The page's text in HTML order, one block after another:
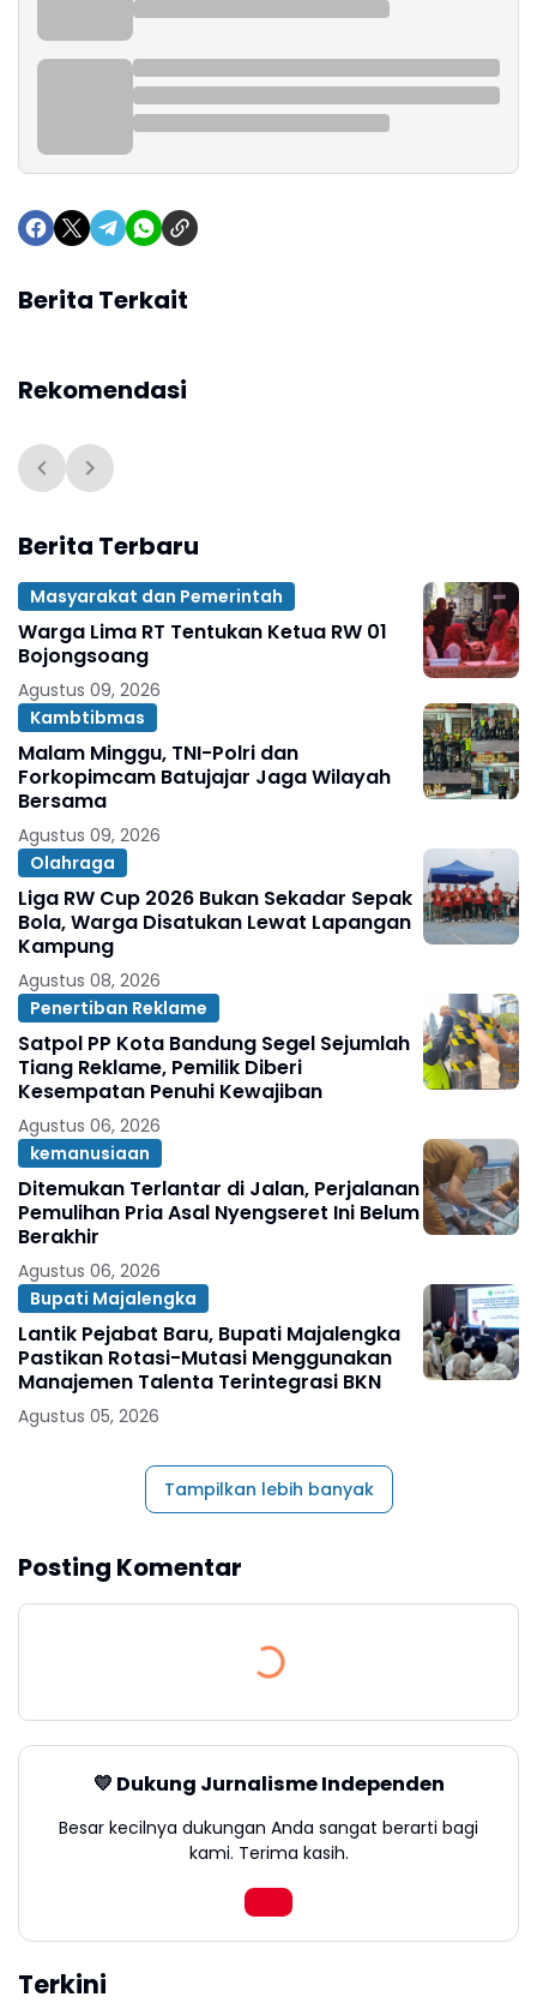
Berita Terkait
Rekomendasi
Berita Terbaru
Masyarakat dan Pemerintah
Warga Lima RT Tentukan Ketua RW 01
Bojongsoang
Agustus 09, 2026
Kambtibmas
Malam Minggu, TNI-Polri dan
Forkopimcam Batujajar Jaga Wilayah
Bersama
Agustus 09, 2026
Olahraga
Liga RW Cup 2026 Bukan Sekadar Sepak
Bola, Warga Disatukan Lewat Lapangan
Kampung
Agustus 08, 2026
Penertiban Reklame
Satpol PP Kota Bandung Segel Sejumlah
Tiang Reklame, Pemilik Diberi
Kesempatan Penuhi Kewajiban
Agustus 06, 2026
kemanusiaan
Ditemukan Terlantar di Jalan, Perjalanan
Pemulihan Pria Asal Nyengseret Ini Belum
Berakhir
Agustus 06, 2026
Bupati Majalengka
Lantik Pejabat Baru, Bupati Majalengka
Pastikan Rotasi-Mutasi Menggunakan
Manajemen Talenta Terintegrasi BKN
Agustus 05, 2026
Tampilkan lebih banyak
Posting Komentar
💛 Dukung Jurnalisme Independen
Besar kecilnya dukungan Anda sangat berarti bagi
kami. Terima kasih.
Terkini